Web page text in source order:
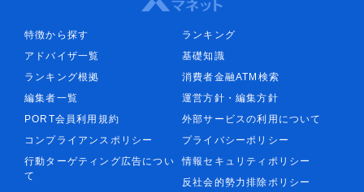
特徴から探す
ランキング
アドバイザ一覧
基礎知識
ランキング根拠
消費者金融ATM検索
編集者一覧
運営方針・編集方針
PORT会員利用規約
外部サービスの利用について
コンプライアンスポリシー
プライバシーポリシー
行動ターゲティング広告につい
て
情報セキュリティポリシー
反社会的勢力排除ポリシー